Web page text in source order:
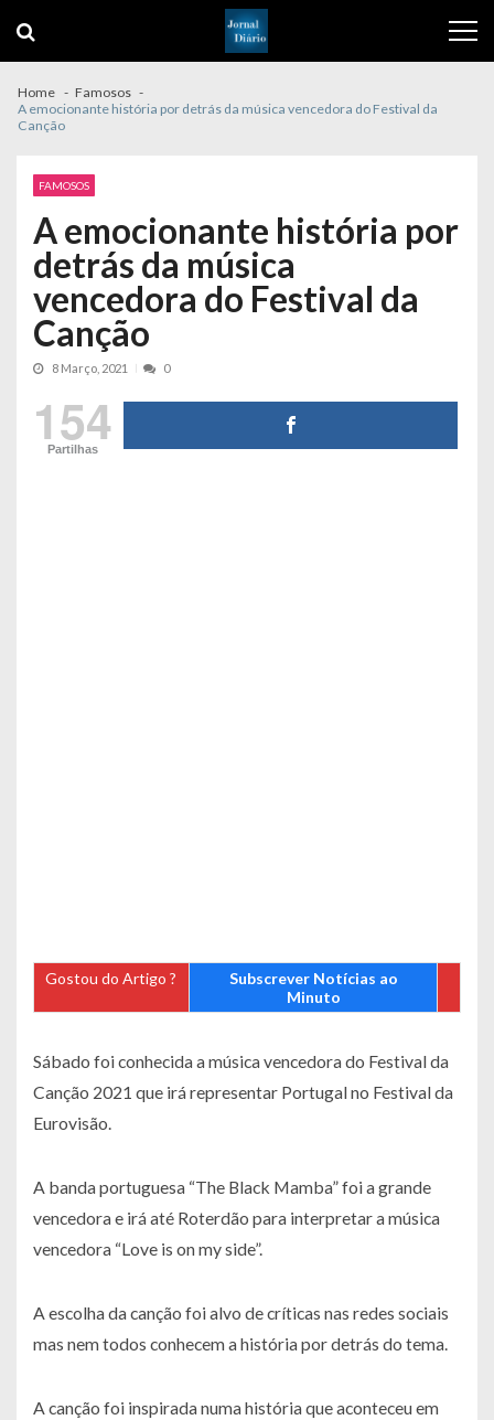
navigation
content
Home
Famosos
A emocionante história por detrás da música vencedora do Festival da
Canção
FAMOSOS
A emocionante história por
detrás da música
vencedora do Festival da
Canção
8 Março, 2021 0
154
Partilhas
Gostou do Artigo ?
Subscrever Notícias ao
Minuto
Sábado foi conhecida a música vencedora do Festival da
Canção 2021 que irá representar Portugal no Festival da
Eurovisão.
A banda portuguesa “The Black Mamba” foi a grande
vencedora e irá até Roterdão para interpretar a música
vencedora “Love is on my side”.
A escolha da canção foi alvo de críticas nas redes sociais
mas nem todos conhecem a história por detrás do tema.
A canção foi inspirada numa história que aconteceu em